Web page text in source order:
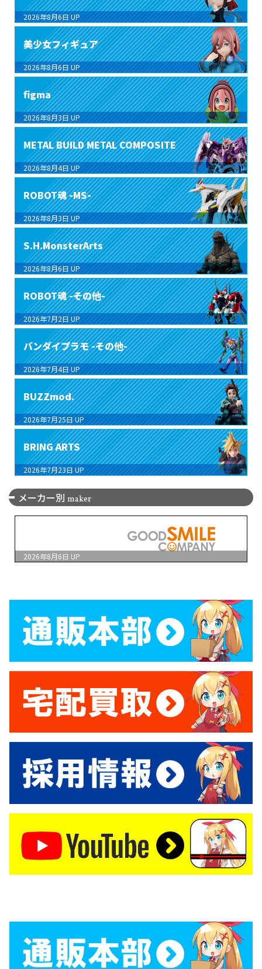
2026年8月6日 UP
美少女フィギュア
2026年8月6日 UP
figma
2026年8月3日 UP
METAL BUILD METAL COMPOSITE
2026年8月4日 UP
ROBOT魂 -MS-
2026年8月3日 UP
S.H.MonsterArts
2026年8月6日 UP
ROBOT魂 -その他-
2026年7月2日 UP
バンダイプラモ -その他-
2026年7月4日 UP
BUZZmod.
2026年7月25日 UP
BRING ARTS
2026年7月23日 UP
メーカー別 maker
2026年8月6日 UP